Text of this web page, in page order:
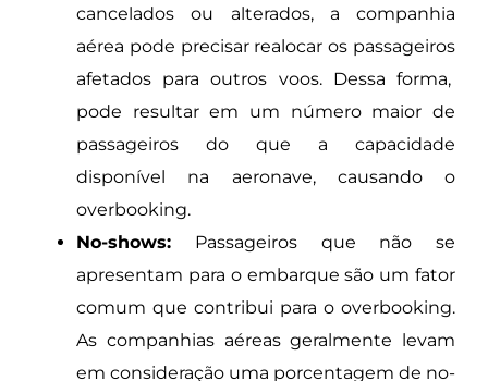
cancelados ou alterados, a companhia
aérea pode precisar realocar os passageiros
afetados para outros voos. Dessa forma,
pode resultar em um número maior de
passageiros do que a capacidade
disponível na aeronave, causando o
overbooking.
No-shows: Passageiros que não se
apresentam para o embarque são um fator
comum que contribui para o overbooking.
As companhias aéreas geralmente levam
em consideração uma porcentagem de no-